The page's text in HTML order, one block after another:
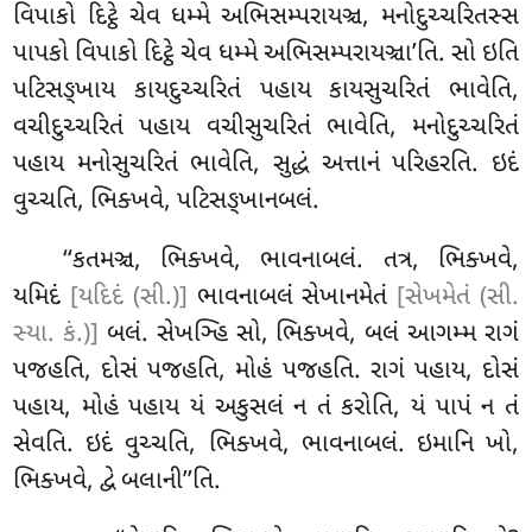
વિપાકો દિટ્ઠે ચેવ ધમ્મે અભિસમ્પરાયઞ્ચ, મનોદુચ્ચરિતસ્સ
પાપકો વિપાકો દિટ્ઠે ચેવ ધમ્મે અભિસમ્પરાયઞ્ચા’તિ. સો ઇતિ
પટિસઙ્ખાય કાયદુચ્ચરિતં પહાય કાયસુચરિતં ભાવેતિ,
વચીદુચ્ચરિતં પહાય વચીસુચરિતં ભાવેતિ, મનોદુચ્ચરિતં
પહાય મનોસુચરિતં ભાવેતિ, સુદ્ધં અત્તાનં પરિહરતિ. ઇદં
વુચ્ચતિ, ભિક્ખવે, પટિસઙ્ખાનબલં.
‘‘કતમઞ્ચ, ભિક્ખવે, ભાવનાબલં. તત્ર, ભિક્ખવે,
યમિદં [યદિદં (સી.)] ભાવનાબલં સેખાનમેતં [સેખમેતં (સી.
સ્યા. કં.)] બલં. સેખઞ્હિ સો, ભિક્ખવે, બલં આગમ્મ રાગં
પજહતિ, દોસં પજહતિ, મોહં પજહતિ. રાગં પહાય, દોસં
પહાય, મોહં પહાય યં અકુસલં ન તં કરોતિ, યં પાપંન તં
સેવતિ. ઇદં વુચ્ચતિ, ભિક્ખવે, ભાવનાબલં. ઇમાનિ ખો,
ભિક્ખવે, દ્વે બલાની’’તિ.